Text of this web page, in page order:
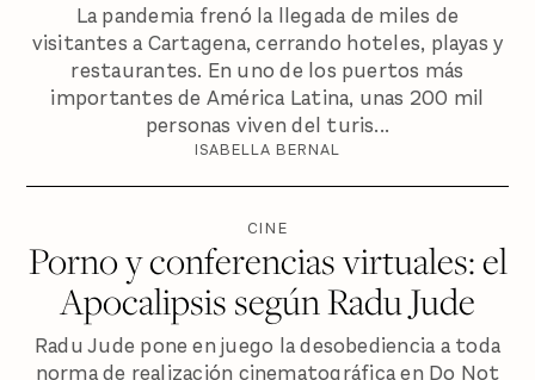
La pandemia frenó la llegada de miles de
visitantes a Cartagena, cerrando hoteles, playas y
restaurantes. En uno de los puertos más
importantes de América Latina, unas 200 mil
personas viven del turis...
ISABELLA BERNAL
CINE
Porno y conferencias virtuales: el
Apocalipsis según Radu Jude
Radu Jude pone en juego la desobediencia a toda
norma de realización cinematográfica en Do Not